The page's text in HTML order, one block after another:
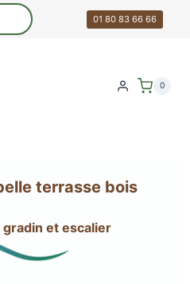
01 80 83 66 66
0
terrasse bois
et escalier